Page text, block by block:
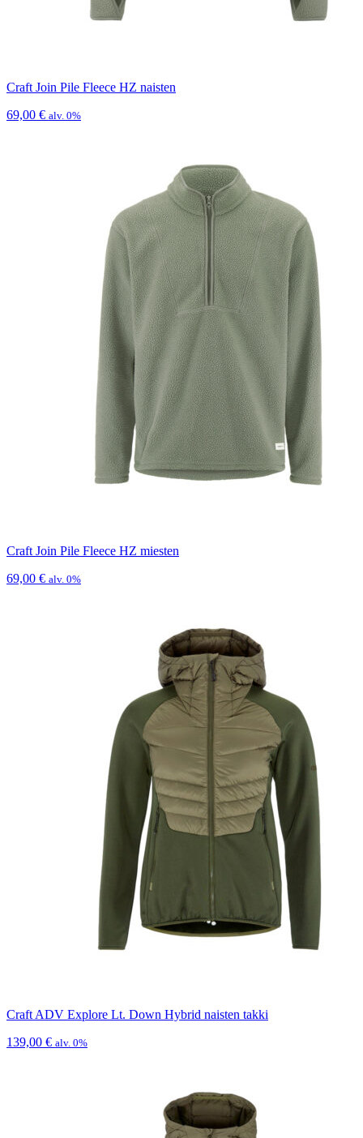
Craft Join Pile Fleece HZ naisten
69,00 € alv. 0%
Craft Join Pile Fleece HZ miesten
69,00 € alv. 0%
Craft ADV Explore Lt. Down Hybrid naisten takki
139,00 € alv. 0%